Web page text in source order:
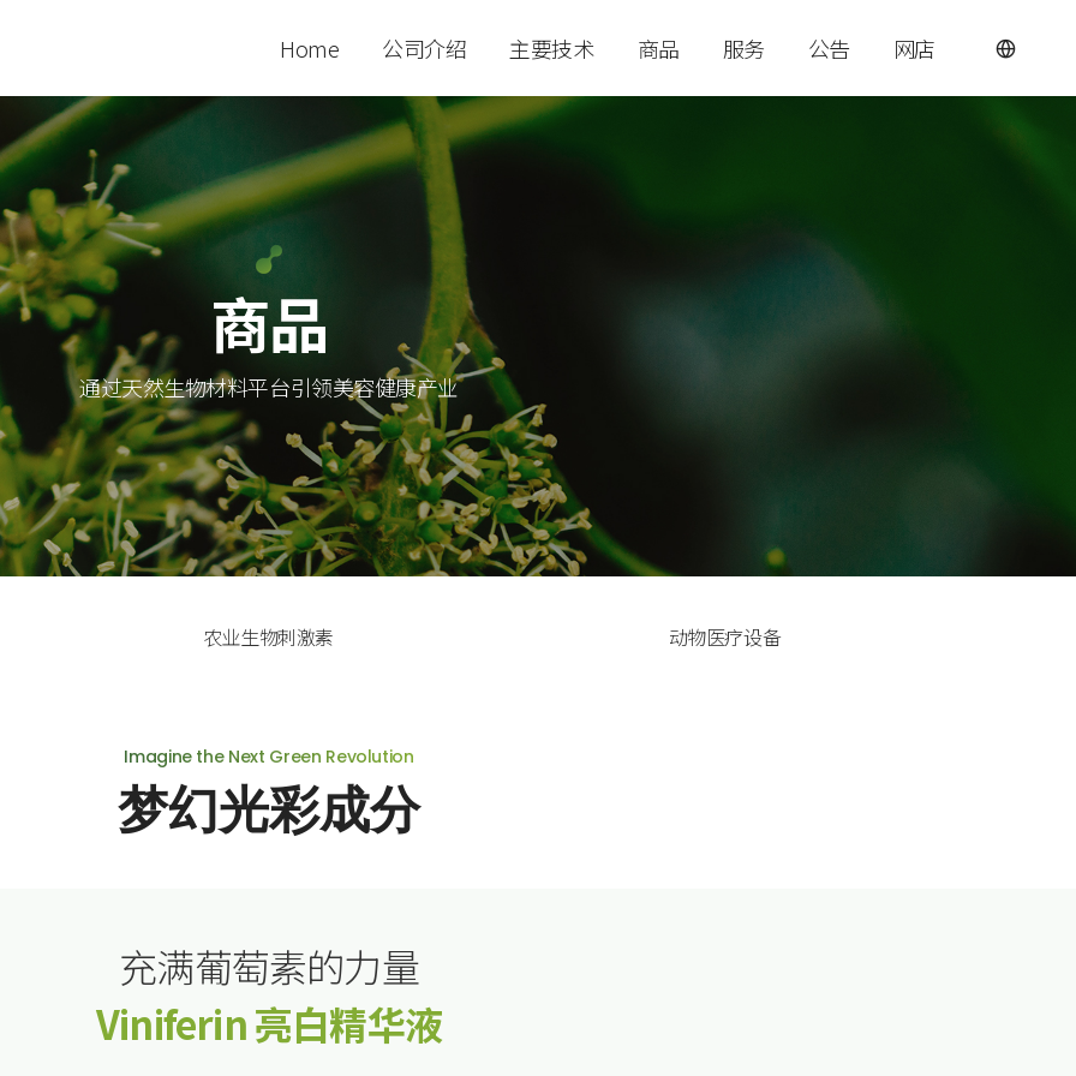
Home 公司介绍 主要技术 商品 服务 公告 网店
商品
通过天然生物材料平台引领美容健康产业
农业生物刺激素 动物医疗设备
Imagine the Next Green Revolution
梦幻光彩成分
充满葡萄素的力量
Viniferin 亮白精华液